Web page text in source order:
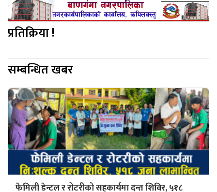
प्रतिक्रिया !
सम्बन्धित खबर
फेमिली डेन्टल र रोटरीको सहकार्यमा दन्त शिविर, ५१८